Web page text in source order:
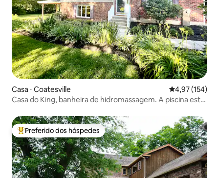
Casa ⋅ Coatesville 4,97 de uma
4,97 (154)
Casa do King, banheira de hidromassagem. A piscina está
Entre os melhores preferidos dos hóspedes
Preferido dos hóspedes